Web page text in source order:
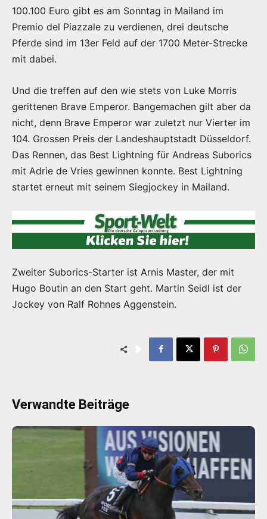
100.100 Euro gibt es am Sonntag in Mailand im
Premio del Piazzale zu verdienen, drei deutsche
Pferde sind im 13er Feld auf der 1700 Meter-Strecke
mit dabei.
Und die treffen auf den wie stets von Luke Morris
gerittenen Brave Emperor. Bangemachen gilt aber da
nicht, denn Brave Emperor war zuletzt nur Vierter im
104. Grossen Preis der Landeshauptstadt Düsseldorf.
Das Rennen, das Best Lightning für Andreas Suborics
mit Adrie de Vries gewinnen konnte. Best Lightning
startet erneut mit seinem Siegjockey in Mailand.
Zweiter Suborics-Starter ist Arnis Master, der mit
Hugo Boutin an den Start geht. Martin Seidl ist der
Jockey von Ralf Rohnes Aggenstein.
Verwandte Beiträge